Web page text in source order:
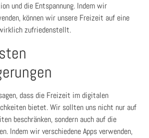
und die Entspannung. Indem wir
können wir unsere Freizeit auf eine
zufriedenstellt.
dass die Freizeit im digitalen
bietet. Wir sollten uns nicht nur auf
beschränken, sondern auch auf die
Indem wir verschiedene Apps verwenden,